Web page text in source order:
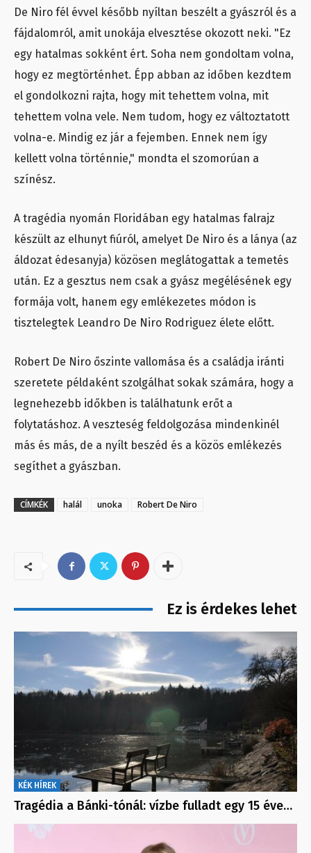
De Niro fél évvel később nyíltan beszélt a gyászról és a
fájdalomról, amit unokája elvesztése okozott neki. "Ez
egy hatalmas sokként ért. Soha nem gondoltam volna,
hogy ez megtörténhet. Épp abban az időben kezdtem
el gondolkozni rajta, hogy mit tehettem volna, mit
tehettem volna vele. Nem tudom, hogy ez változtatott
volna-e. Mindig ez jár a fejemben. Ennek nem így
kellett volna történnie," mondta el szomorúan a
színész.
A tragédia nyomán Floridában egy hatalmas falrajz
készült az elhunyt fiúról, amelyet De Niro és a lánya (az
áldozat édesanyja) közösen meglátogattak a temetés
után. Ez a gesztus nem csak a gyász megélésének egy
formája volt, hanem egy emlékezetes módon is
tisztelegtek Leandro De Niro Rodriguez élete előtt.
Robert De Niro őszinte vallomása és a családja iránti
szeretete példaként szolgálhat sokak számára, hogy a
legnehezebb időkben is találhatunk erőt a
folytatáshoz. A veszteség feldolgozása mindenkinél
más és más, de a nyílt beszéd és a közös emlékezés
segíthet a gyászban.
CÍMKÉK halál unoka Robert De Niro
Ez is érdekes lehet
KÉK HÍREK
Tragédia a Bánki-tónál: vízbe fulladt egy 15 éve…